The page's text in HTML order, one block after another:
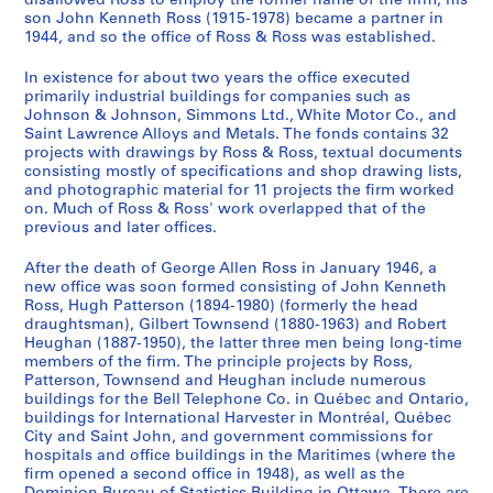
n
1
4
7
a
n
d
1
9
3
]
AP013.S1.D301.SD1
n
1
4
0
a
n
d
1
9
4
]
AP013.S1.D348.SD1
]
AP013.S1.D348.SD4
1
9
4
AP013.S1.D348.SD7
4
4
AP013.S1.D348.SD8
9
4
]
AP013.S1.D348.SD14
1
9
4
AP013.S1.D348.SD15
6
0
AP013.S2.D614
p
p
r
t
[
C
h
o
m
d
y
A
p
a
r
t
m
e
n
t
o
d
m
i
r
a
l
B
a
t
t
y
H
o
t
e
l
,
son John Kenneth Ross (1915-1978) became a partner in
1944, and so the office of Ross & Ross was established.
In existence for about two years the office executed
primarily industrial buildings for companies such as
Johnson & Johnson, Simmons Ltd., White Motor Co., and
Saint Lawrence Alloys and Metals. The fonds contains 32
projects with drawings by Ross & Ross, textual documents
consisting mostly of specifications and shop drawing lists,
and photographic material for 11 projects the firm worked
on. Much of Ross & Ross' work overlapped that of the
previous and later offices.
After the death of George Allen Ross in January 1946, a
new office was soon formed consisting of John Kenneth
Ross, Hugh Patterson (1894-1980) (formerly the head
draughtsman), Gilbert Townsend (1880-1963) and Robert
Heughan (1887-1950), the latter three men being long-time
members of the firm. The principle projects by Ross,
Patterson, Townsend and Heughan include numerous
buildings for the Bell Telephone Co. in Québec and Ontario,
buildings for International Harvester in Montréal, Québec
City and Saint John, and government commissions for
hospitals and office buildings in the Maritimes (where the
firm opened a second office in 1948), as well as the